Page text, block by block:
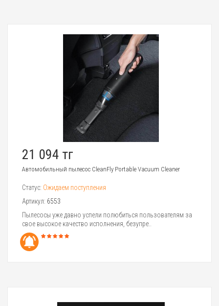
21 094 тг
Автомобильный пылесос CleanFly Portable Vacuum Cleaner
Статус: Ожидаем поступления
Артикул: 6553
Пылесосы уже давно успели полюбиться пользователям за
свое высокое качество исполнения, безупре..